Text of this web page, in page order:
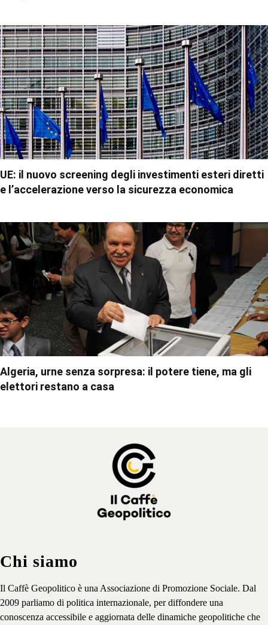
UE: il nuovo screening degli investimenti esteri diretti
e l’accelerazione verso la sicurezza economica
Algeria, urne senza sorpresa: il potere tiene, ma gli
elettori restano a casa
Chi siamo
Il Caffè Geopolitico è una Associazione di Promozione Sociale. Dal
2009 parliamo di politica internazionale, per diffondere una
conoscenza accessibile e aggiornata delle dinamiche geopolitiche che